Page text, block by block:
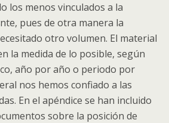
los menos vinculados a la
pues de otra manera la
otro volumen. El material
la medida de lo posible, según
año por año o periodo por
nos hemos confiado a las
En el apéndice se han incluido
sobre la posición de